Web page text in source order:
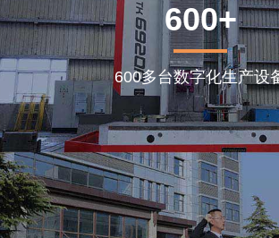
600+
600多台数字化生产设